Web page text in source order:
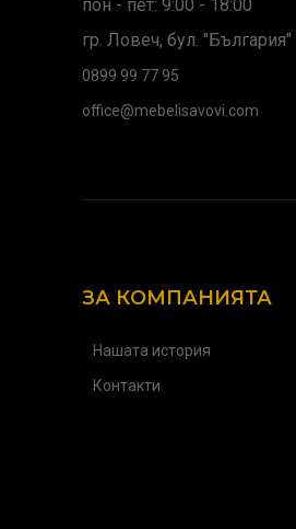
пон - пет: 9:00 - 18:00
гр. Ловеч, бул.
0899 99 77 95
office@mebelisavovi.com
ЗА КОМПАНИЯТА
Нашата история
Контакти